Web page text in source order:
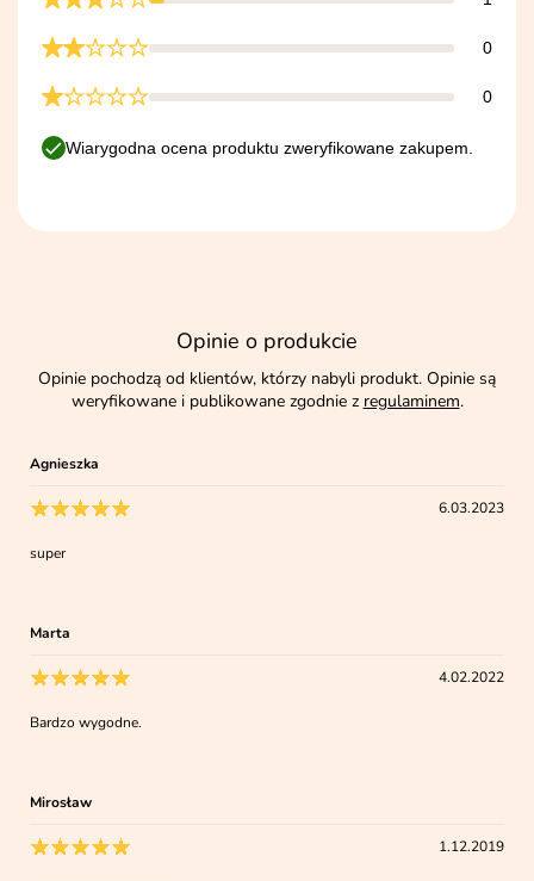
0
0
Wiarygodna ocena produktu zweryfikowane zakupem.
Opinie o produkcie
Opinie pochodzą od klientów, którzy nabyli produkt. Opinie są
weryfikowane i publikowane zgodnie z regulaminem.
Agnieszka
6.03.2023
super
Marta
4.02.2022
Bardzo wygodne.
Mirosław
1.12.2019